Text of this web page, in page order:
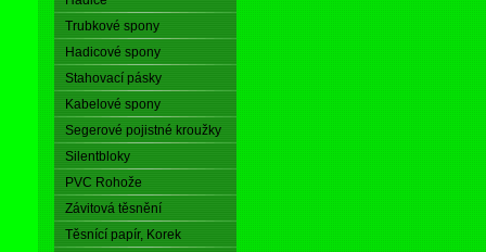
Trubkové spony
Hadicové spony
Stahovací pásky
Kabelové spony
Segerové pojistné kroužky
Silentbloky
PVC Rohože
Závitová těsnění
Těsnící papír, Korek